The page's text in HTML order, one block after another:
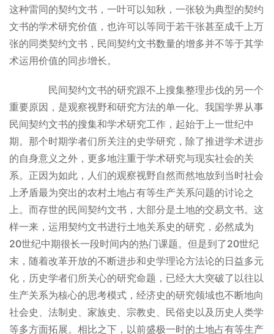
这种雷同的契约文书，一叶可以知秋，一张较为典型的契约
文书的学术研究价值，也许可以等同于若干张甚至成千上万
张的同类契约文书，民间契约文书数量的增多并不等于其学
术运用价值的同步增长。
民间契约文书的研究跟不上搜集整理步伐的另一个
重要原因，是观察视野和研究方法的单一化。我国学界从事
民间契约文书的搜集和学术研究工作，起始于上一世纪中
期。那个时期学者们所关注的史学研究，除了推进学术进步
的自身意义之外，更多地注重于学术研究与现实社会的关
系。正因为如此，人们的观察视野自然而然地放到当时社会
上矛盾最为突出的农村土地占有等生产关系问题的讨论之
上。而存世的民间契约文书，大部分是土地的交易文书。这
样一来，运用契约文书进行土地关系史的研究，必然成为
20世纪中期很长一段时间内的热门课题。但是到了20世纪
末，随着改革开放的不断进步和史学理论方法论的日益多元
化，历史学者们所关心的研究命题，已经大大突破了以往以
生产关系为核心的思考模式，经济史的研究领域也不断地向
社会史、法制史、家族史、宗教史、民俗史以及历史人类学
等多方面拓展。相比之下，以前盛极一时的土地占有等生产